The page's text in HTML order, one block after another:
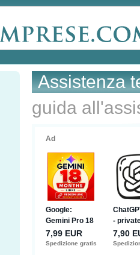
Assistenza
guida